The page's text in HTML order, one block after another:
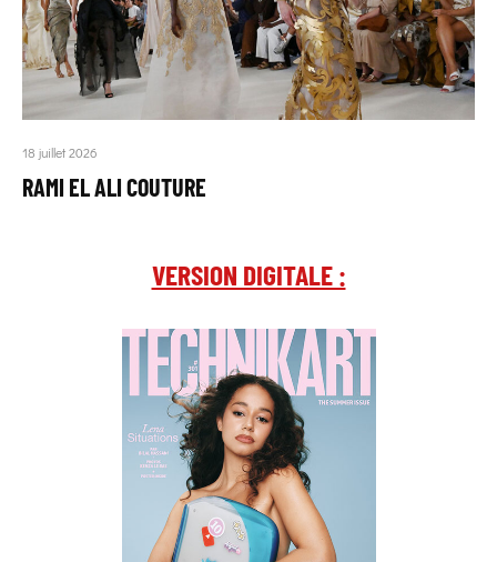
18 juillet 2026
RAMI EL ALI COUTURE
VERSION DIGITALE :